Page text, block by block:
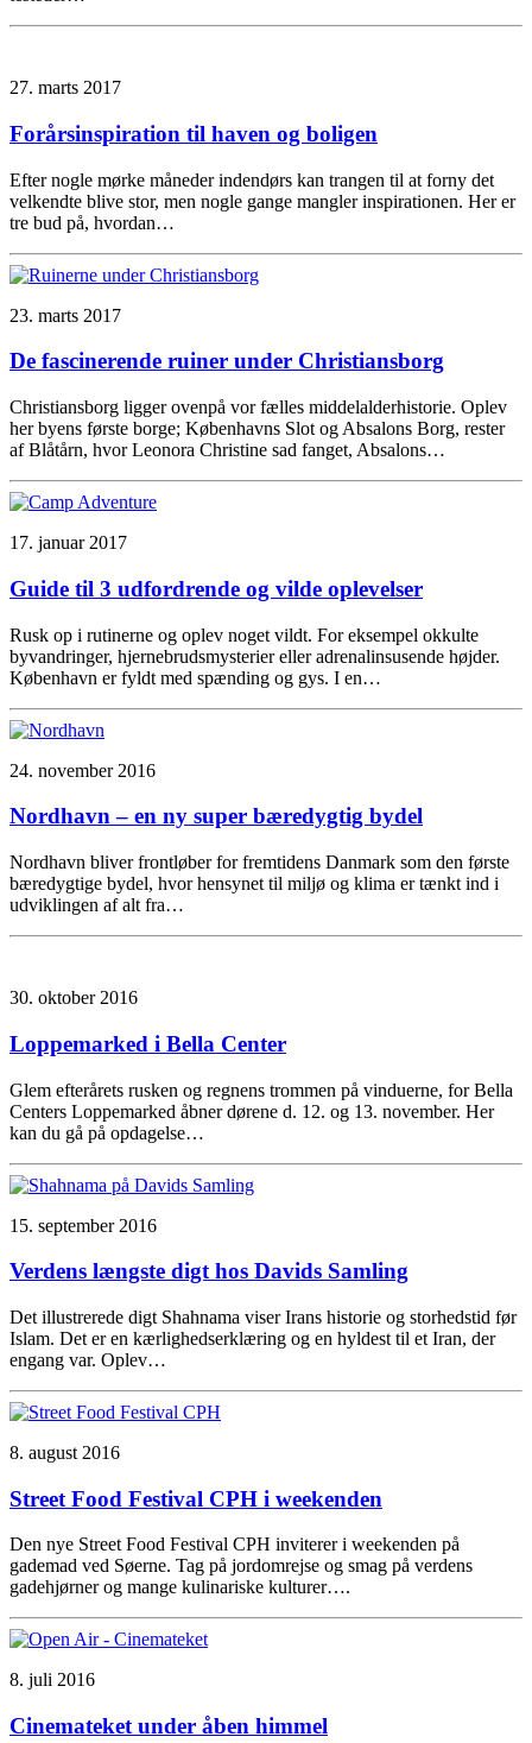
27. marts 2017
Forårsinspiration til haven og boligen
Efter nogle mørke måneder indendørs kan trangen til at forny det
velkendte blive stor, men nogle gange mangler inspirationen. Her er
tre bud på, hvordan…
23. marts 2017
De fascinerende ruiner under Christiansborg
Christiansborg ligger ovenpå vor fælles middelalderhistorie. Oplev
her byens første borge; Københavns Slot og Absalons Borg, rester
af Blåtårn, hvor Leonora Christine sad fanget, Absalons…
17. januar 2017
Guide til 3 udfordrende og vilde oplevelser
Rusk op i rutinerne og oplev noget vildt. For eksempel okkulte
byvandringer, hjernebrudsmysterier eller adrenalinsusende højder.
København er fyldt med spænding og gys. I en…
24. november 2016
Nordhavn – en ny super bæredygtig bydel
Nordhavn bliver frontløber for fremtidens Danmark som den første
bæredygtige bydel, hvor hensynet til miljø og klima er tænkt ind i
udviklingen af alt fra…
30. oktober 2016
Loppemarked i Bella Center
Glem efterårets rusken og regnens trommen på vinduerne, for Bella
Centers Loppemarked åbner dørene d. 12. og 13. november. Her
kan du gå på opdagelse…
15. september 2016
Verdens længste digt hos Davids Samling
Det illustrerede digt Shahnama viser Irans historie og storhedstid før
Islam. Det er en kærlighedserklæring og en hyldest til et Iran, der
engang var. Oplev…
8. august 2016
Street Food Festival CPH i weekenden
Den nye Street Food Festival CPH inviterer i weekenden på
gademad ved Søerne. Tag på jordomrejse og smag på verdens
gadehjørner og mange kulinariske kulturer….
8. juli 2016
Cinemateket under åben himmel